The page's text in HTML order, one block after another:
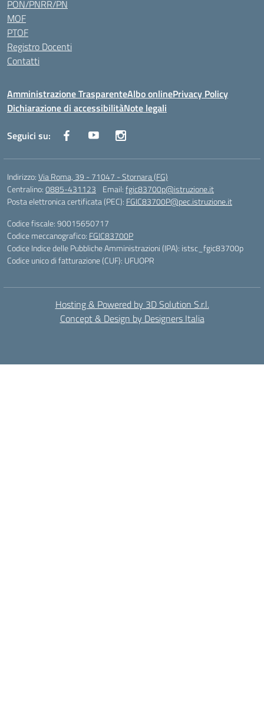
PON/PNRR/PN
MOF
PTOF
Registro Docenti
Contatti
Amministrazione TrasparenteAlbo onlinePrivacy Policy
Dichiarazione di accessibilitàNote legali
Seguici su:
Indirizzo:Via Roma, 39 - 71047 - Stornara (FG)
Centralino:0885-431123 Email:fgic83700p@istruzione.it
Posta elettronica certificata (PEC): FGIC83700P@pec.istruzione.it
Codice fiscale: 90015650717
Codice meccanografico: FGIC83700P
Codice Indice delle Pubbliche Amministrazioni (IPA): istsc_fgic83700p
Codice unico di fatturazione (CUF): UFUOPR
Hosting & Powered by 3D Solution S.r.l.
Concept & Design by Designers Italia